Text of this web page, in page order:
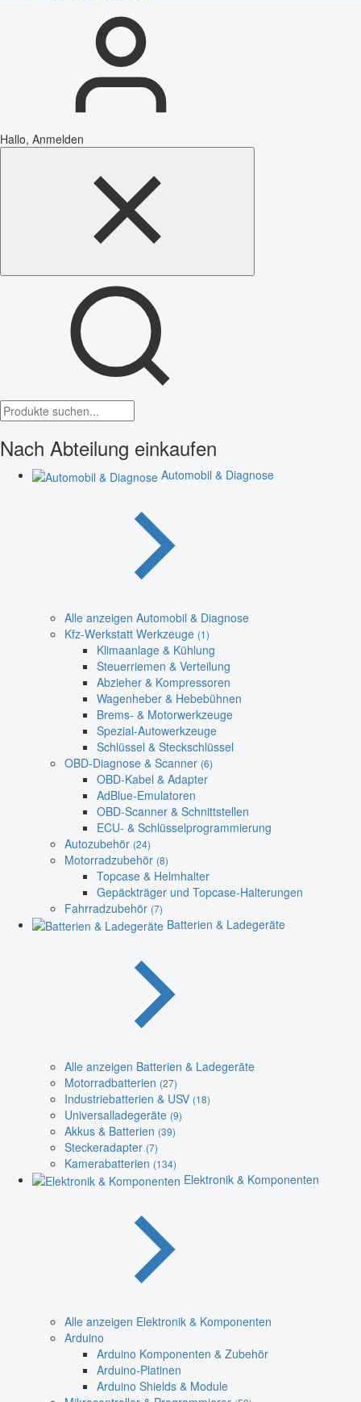
Hallo, Anmelden
Nach Abteilung einkaufen
Automobil & Diagnose
Alle anzeigen Automobil & Diagnose
Kfz-Werkstatt Werkzeuge (1)
Klimaanlage & Kühlung
Steuerriemen & Verteilung
Abzieher & Kompressoren
Wagenheber & Hebebühnen
Brems- & Motorwerkzeuge
Spezial-Autowerkzeuge
Schlüssel & Steckschlüssel
OBD-Diagnose & Scanner (6)
OBD-Kabel & Adapter
AdBlue-Emulatoren
OBD-Scanner & Schnittstellen
ECU- & Schlüsselprogrammierung
Autozubehör (24)
Motorradzubehör (8)
Topcase & Helmhalter
Gepäckträger und Topcase-Halterungen
Fahrradzubehör (7)
Batterien & Ladegeräte
Alle anzeigen Batterien & Ladegeräte
Motorradbatterien (27)
Industriebatterien & USV (18)
Universalladegeräte (9)
Akkus & Batterien (39)
Steckeradapter (7)
Kamerabatterien (134)
Elektronik & Komponenten
Alle anzeigen Elektronik & Komponenten
Arduino
Arduino Komponenten & Zubehör
Arduino-Platinen
Arduino Shields & Module